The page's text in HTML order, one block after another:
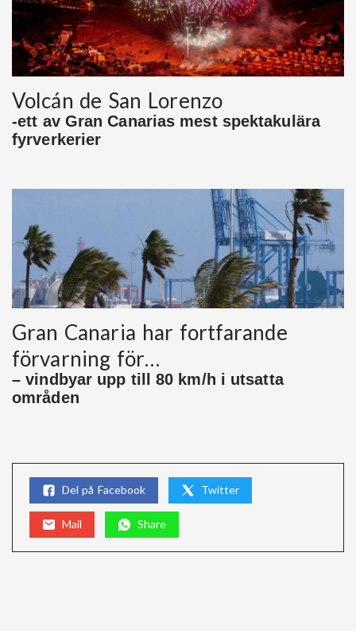
Volcán de San Lorenzo
-ett av Gran Canarias mest spektakulära
fyrverkerier
Gran Canaria har fortfarande
förvarning för…
– vindbyar upp till 80 km/h i utsatta
områden
Del på Facebook Twitter
Mail Share